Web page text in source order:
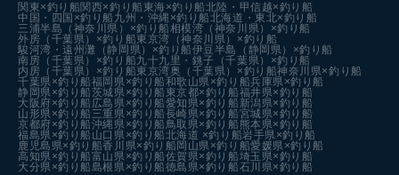
関東×釣り船関西×釣り船 東海×釣り船北陸・甲信越×釣り船
中国・四国×釣り船 九州・沖縄×釣り船北海道・東北×釣り船
三浦半島（神奈川県）×釣り船相模湾（神奈川県）×釣り船
外房（千葉県）×釣り船東京湾（神奈川県）×釣り船
駿河湾・遠州灘（静岡県）×釣り船伊豆半島（静岡県）×釣り船
南房（千葉県）×釣り船九十九里・銚子（千葉県）×釣り船
内房（千葉県）×釣り船東京湾奥（千葉県）×釣り船神奈川県×釣り船
千葉県×釣り船福岡県×釣り船和歌山県×釣り船兵庫県×釣り船
静岡県×釣り船茨城県×釣り船 東京都×釣り船福井県×釣り船
大阪府×釣り船 広島県×釣り船愛知県×釣り船 新潟県×釣り船
山形県×釣り船 三重県×釣り船長崎県×釣り船宮城県×釣り船
京都府×釣り船沖縄県×釣り船鳥取県×釣り船 熊本県×釣り船
福島県×釣り船 山口県×釣り船北海道 ×釣り船岩手県×釣り船
鹿児島県×釣り船香川県×釣り船 岡山県×釣り船愛媛県×釣り船
高知県×釣り船富山県×釣り船佐賀県×釣り船埼玉県×釣り船
大分県×釣り船島根県×釣り船徳島県×釣り船石川県×釣り船